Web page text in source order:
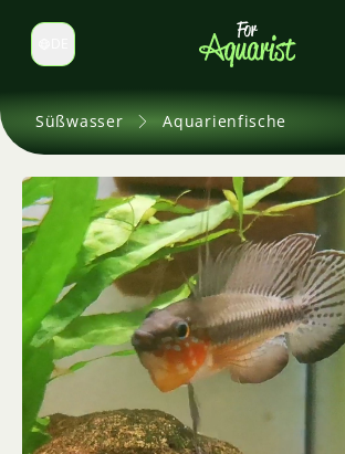
Sprache wechseln
Süßwasser Aquarienfische